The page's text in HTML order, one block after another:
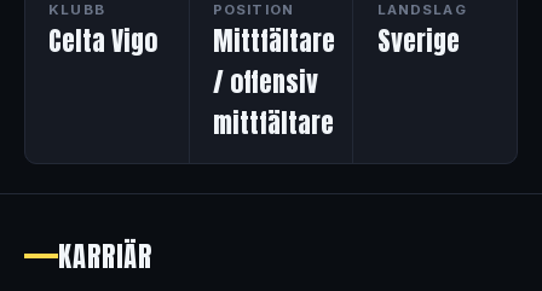
KLUBB
Celta Vigo
POSITION
Mittfältare
/ offensiv
mittfältare
LANDSLAG
Sverige
KARRIÄR